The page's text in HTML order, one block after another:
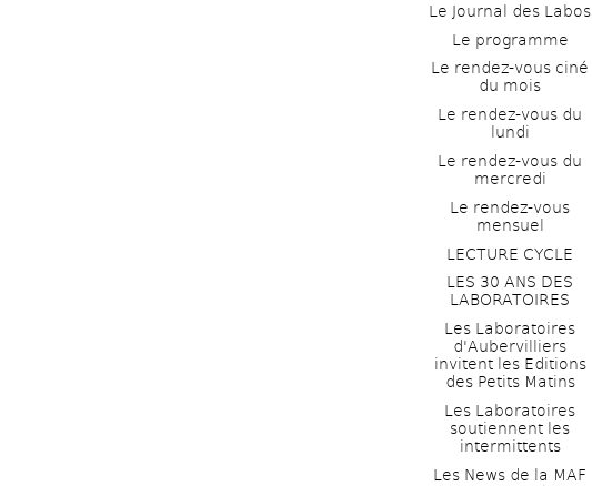
Le Journal des Labos
Le programme
Le rendez-vous ciné
du mois
Le rendez-vous du
lundi
Le rendez-vous du
mercredi
Le rendez-vous
mensuel
LECTURE CYCLE
LES 30 ANS DES
LABORATOIRES
Les Laboratoires
d'Aubervilliers
invitent les Editions
des Petits Matins
Les Laboratoires
soutiennent les
intermittents
Les News de la MAF